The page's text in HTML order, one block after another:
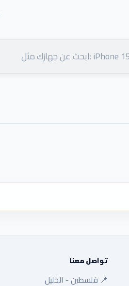
تواصل معنا
📍 فلسطين - الخليل